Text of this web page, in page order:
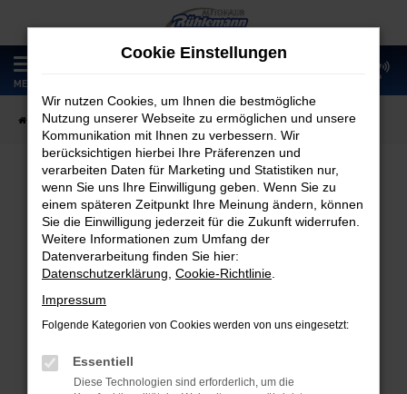
Zum
Hauptinhalt
springen
MENÜ
Startseite Fahrzeugangebote Fahrzeugmarkt
Fahrzeugmarkt
Fehler: Network Error
Beim Laden ist ein Fehler aufgetreten.
Hier sind ein paar Tipps, die dir helfen können:
Cookie Einstellungen
Wir nutzen Cookies, um Ihnen die bestmögliche
Nutzung unserer Webseite zu ermöglichen und unsere
Kommunikation mit Ihnen zu verbessern. Wir
berücksichtigen hierbei Ihre Präferenzen und
verarbeiten Daten für Marketing und Statistiken nur,
wenn Sie uns Ihre Einwilligung geben. Wenn Sie zu
einem späteren Zeitpunkt Ihre Meinung ändern, können
Sie die Einwilligung jederzeit für die Zukunft widerrufen.
Weitere Informationen zum Umfang der
Datenverarbeitung finden Sie hier:
Datenschutzerklärung Cookie-Richtlinie
Impressum
Folgende Kategorien von Cookies werden von uns eingesetzt:
Essentiell
Diese Technologien sind erforderlich, um die